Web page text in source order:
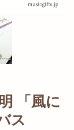
「風に
ス